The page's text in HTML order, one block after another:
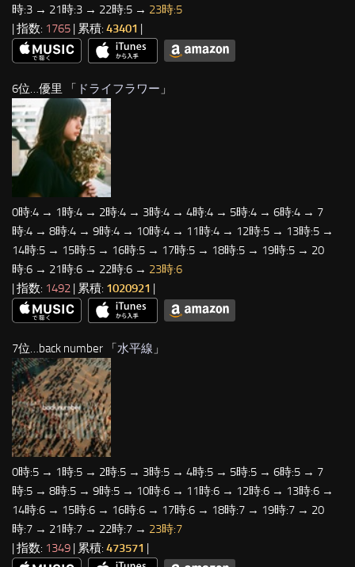
時:3 → 21時:3 → 22時:5 → 23時:5
| 指数: 1765 | 累積: 43401 |
6位…優里 「 ドライフラワー 」
0時:4 → 1時:4 → 2時:4 → 3時:4 → 4時:4 → 5時:4 → 6時:4 → 7
時:4 → 8時:4 → 9時:4 → 10時:4 → 11時:4 → 12時:5 → 13時:5 →
14時:5 → 15時:5 → 16時:5 → 17時:5 → 18時:5 → 19時:5 → 20
時:6 → 21時:6 → 22時:6 → 23時:6
| 指数: 1492 | 累積: 1020921 |
7位…back number 「 水平線 」
0時:5 → 1時:5 → 2時:5 → 3時:5 → 4時:5 → 5時:5 → 6時:5 → 7
時:5 → 8時:5 → 9時:5 → 10時:6 → 11時:6 → 12時:6 → 13時:6 →
14時:6 → 15時:6 → 16時:6 → 17時:6 → 18時:7 → 19時:7 → 20
時:7 → 21時:7 → 22時:7 → 23時:7
| 指数: 1349 | 累積: 473571